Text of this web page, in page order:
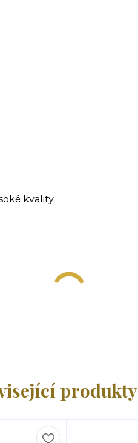
kvality.
produkty